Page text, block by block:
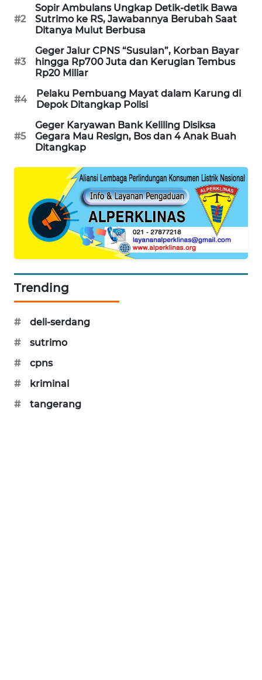
#2
Sopir Ambulans Ungkap Detik-detik Bawa
Sutrimo ke RS, Jawabannya Berubah Saat
Ditanya Mulut Berbusa
#3
Geger Jalur CPNS “Susulan”, Korban Bayar
hingga Rp700 Juta dan Kerugian Tembus
Rp20 Miliar
#4
Pelaku Pembuang Mayat dalam Karung di
Depok Ditangkap Polisi
#5
Geger Karyawan Bank Keliling Disiksa
Gegara Mau Resign, Bos dan 4 Anak Buah
Ditangkap
Trending
#
deli-serdang
#
sutrimo
#
cpns
#
kriminal
#
tangerang
SELEB
WAHANA
PERSONA
WAHANA
OTOMOTIF
WAHANA
HEALTH
WAHANA
LAPAK
WAHANA
Network
LISTRIK
KELISTRIKAN
ID